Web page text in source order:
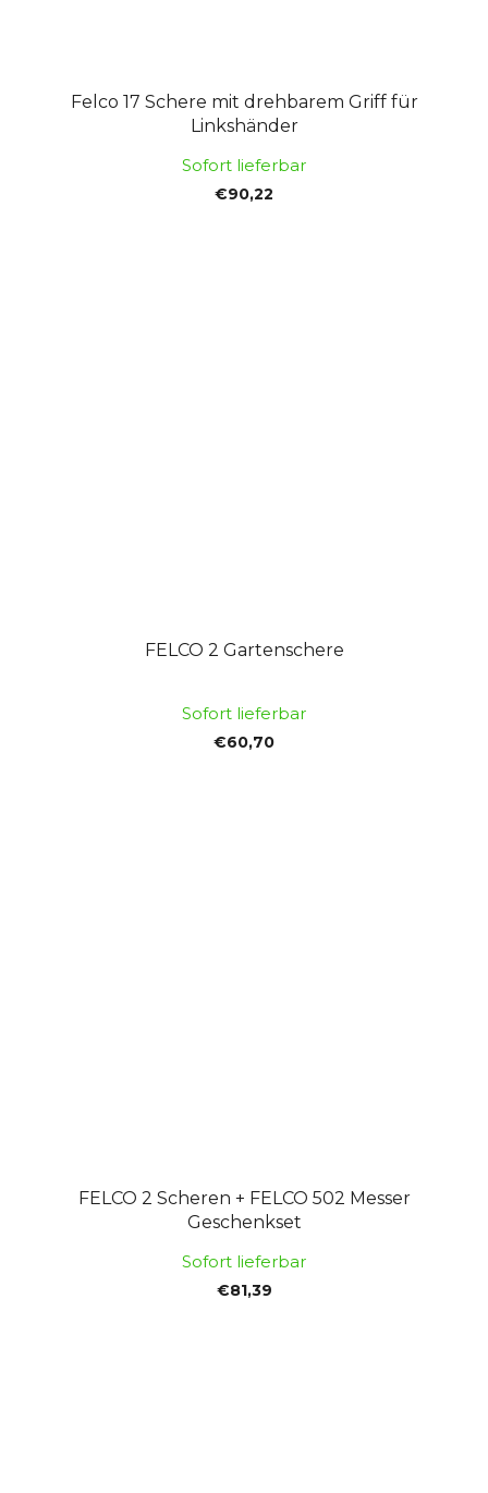
Felco 17 Schere mit drehbarem Griff für
Linkshänder
Sofort lieferbar
€90,22
FELCO 2 Gartenschere
Sofort lieferbar
€60,70
FELCO 2 Scheren + FELCO 502 Messer
Geschenkset
Sofort lieferbar
€81,39